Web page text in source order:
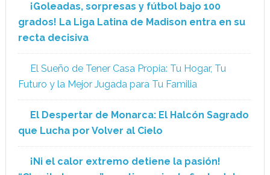
¡Goleadas, sorpresas y fútbol bajo 100
grados! La Liga Latina de Madison entra en su
recta decisiva
El Sueño de Tener Casa Propia: Tu Hogar, Tu
Futuro y la Mejor Jugada para Tu Familia
El Despertar de Monarca: El Halcón Sagrado
que Lucha por Volver al Cielo
¡Ni el calor extremo detiene la pasión!